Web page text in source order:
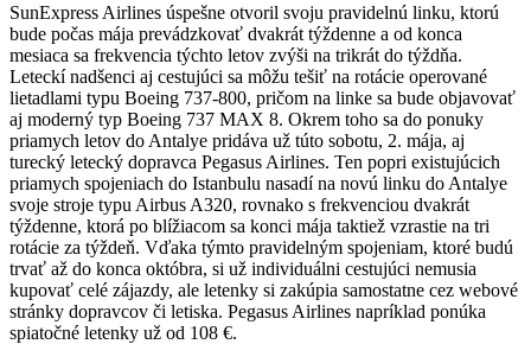
SunExpress Airlines úspešne otvoril svoju pravidelnú linku, ktorú
bude počas mája prevádzkovať dvakrát týždenne a od konca
mesiaca sa frekvencia týchto letov zvýši na trikrát do týždňa.
Leteckí nadšenci aj cestujúci sa môžu tešiť na rotácie operované
lietadlami typu Boeing 737-800, pričom na linke sa bude objavovať
aj moderný typ Boeing 737 MAX 8. Okrem toho sa do ponuky
priamych letov do Antalye pridáva už túto sobotu, 2. mája, aj
turecký letecký dopravca Pegasus Airlines. Ten popri existujúcich
priamych spojeniach do Istanbulu nasadí na novú linku do Antalye
svoje stroje typu Airbus A320, rovnako s frekvenciou dvakrát
týždenne, ktorá po blížiacom sa konci mája taktiež vzrastie na tri
rotácie za týždeň. Vďaka týmto pravidelným spojeniam, ktoré budú
trvať až do konca októbra, si už individuálni cestujúci nemusia
kupovať celé zájazdy, ale letenky si zakúpia samostatne cez webové
stránky dopravcov či letiska. Pegasus Airlines napríklad ponúka
spiatočné letenky už od 108 €.